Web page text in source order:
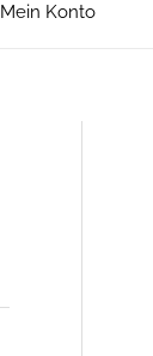
Mein Konto